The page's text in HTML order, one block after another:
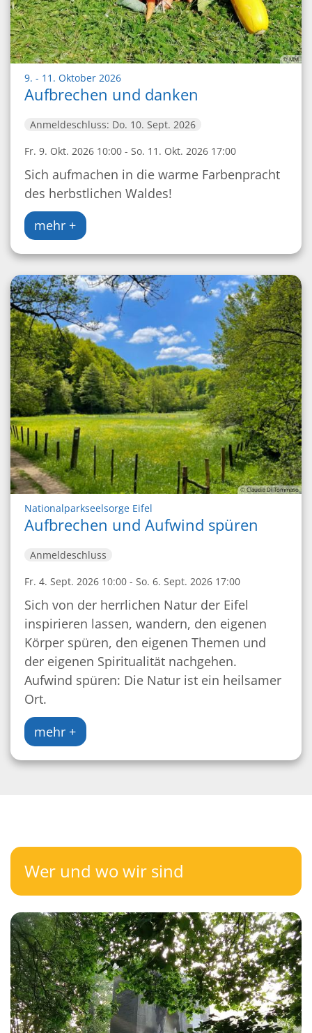
© MM
9. - 11. Oktober 2026:
Aufbrechen und danken
Anmeldeschluss: Do. 10. Sept. 2026
Fr. 9. Okt. 2026 10:00 - So. 11. Okt. 2026 17:00
Sich aufmachen in die warme Farbenpracht
des herbstlichen Waldes!
mehr +
© Claudia Di Tommaso
Nationalparkseelsorge Eifel
Aufbrechen und Aufwind spüren
Anmeldeschluss
Fr. 4. Sept. 2026 10:00 - So. 6. Sept. 2026 17:00
Sich von der herrlichen Natur der Eifel
inspirieren lassen, wandern, den eigenen
Körper spüren, den eigenen Themen und
der eigenen Spiritualität nachgehen.
Aufwind spüren: Die Natur ist ein heilsamer
Ort.
mehr +
Wer und wo wir sind